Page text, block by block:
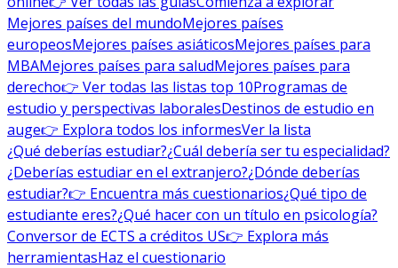
Mejores países del mundoMejores países
europeosMejores países asiáticosMejores países para
MBAMejores países para saludMejores países para
derecho👉 Ver todas las listas top 10Programas de
estudio y perspectivas laboralesDestinos de estudio en
auge👉 Explora todos los informesVer la lista
¿Qué deberías estudiar?¿Cuál debería ser tu especialidad?
¿Deberías estudiar en el extranjero?¿Dónde deberías
estudiar?👉 Encuentra más cuestionarios¿Qué tipo de
estudiante eres?¿Qué hacer con un título en psicología?
Conversor de ECTS a créditos US👉 Explora más
herramientasHaz el cuestionario